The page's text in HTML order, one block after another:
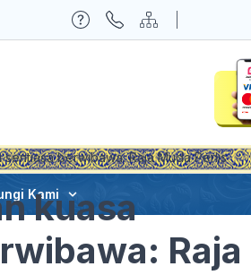
Kami
berwibawa: Raja Muda Perlis
kuasa
Raja